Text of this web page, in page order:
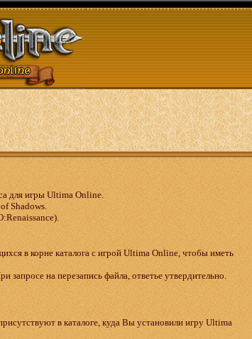
для игры Ultima Online.
Shadows.
в корне каталога с игрой Ultima Online, чтобы иметь
запросе на перезапись файла, ответье утвердительно.
в каталоге, куда Вы установили игру Ultima